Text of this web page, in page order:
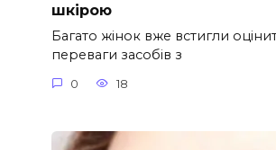
шкірою
Багато жінок вже встигли
переваги засобів з
0 18